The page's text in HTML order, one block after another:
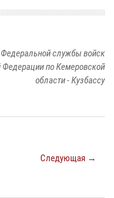
службы войск
Федерации по Кемеровской
области - Кузбассу
Следующая →